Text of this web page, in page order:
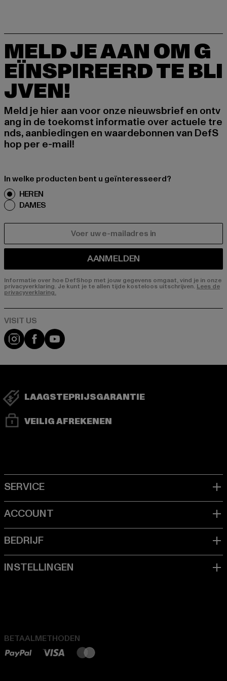
MELD JE AAN OM G
EÏNSPIREERD TE BLI
JVEN!
Meld je hier aan voor onze nieuwsbrief en ontv
ang in de toekomst informatie over actuele tre
nds, aanbiedingen en waardebonnen van DefS
hop per e-mail!
In welke producten bent u geïnteresseerd?
HEREN
DAMES
AANMELDEN
Informatie over hoe DefShop met jouw gegevens omgaat, vind je in onze
privacyverklaring. Je kunt je te allen tijde kosteloos uitschrijven. Lees de
privacyverklaring.
Visit our Instagram page:
Visit our Facebook page:
Visit our YouTube channel:
LAAGSTEPRIJSGARANTIE
VEILIG AFREKENEN
BETAALMETHODEN